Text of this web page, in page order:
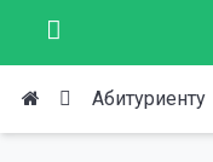
Абитуриенту